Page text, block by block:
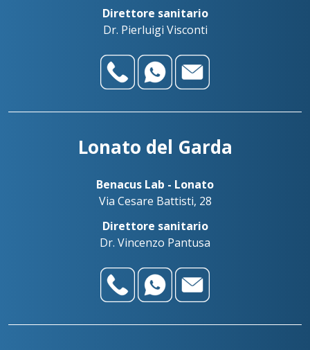
Direttore sanitario
Dr. Pierluigi Visconti
Lonato del Garda
Benacus Lab - Lonato
Via Cesare Battisti, 28
Direttore sanitario
Dr. Vincenzo Pantusa